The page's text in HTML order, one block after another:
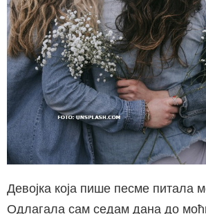
Девојка која пише песме питала
Одлагала сам седам дана до